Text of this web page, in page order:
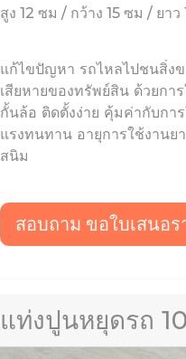
สูง 12 ซม / กว้าง 15 ซม / ยาว
แก้ไขปัญหา รถไหลไปชนสิ่ง
เสียหายของทรัพย์สิน ด้วยกา
กั้นล้อ ติดตั้งง่าย คุ้มค่ากับกา
แรงทนทาน อายุการใช้งานย
สนิม
สอบถาม ขอใบเสนอร
แท่งปูนหยุดรถ